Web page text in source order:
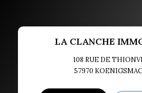
LA CLANCHE
108 RUE DE
57970